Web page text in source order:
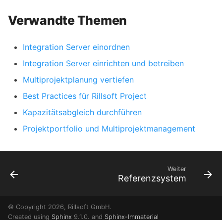
Verwandte Themen
Integration Server einordnen
Integration Server einrichten und betreiben
Multiprojektplanung vertiefen
Best Practices für Rillsoft Project
Kapazitätsabgleich durchführen
Projektportfolio und Multiprojektmanagement
Weiter
Referenzsystem
© Copyright 2026, Rillsoft GmbH.
Created using Sphinx 9.1.0. and Sphinx-Immaterial